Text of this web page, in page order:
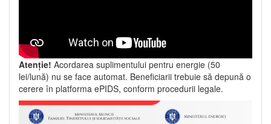
Atenție! Acordarea suplimentului pentru energie (50
lei/lună) nu se face automat. Beneficiarii trebuie să depună o
cerere în platforma ePIDS, conform procedurii legale.